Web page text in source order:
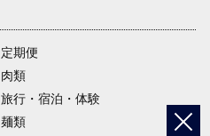
定期便
肉類
旅行・宿泊・体験
麺類